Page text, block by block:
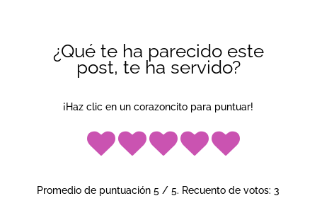
¿Qué te ha parecido este
post, te ha servido?
¡Haz clic en un corazoncito para puntuar!
Promedio de puntuación5 / 5. Recuento de votos:3